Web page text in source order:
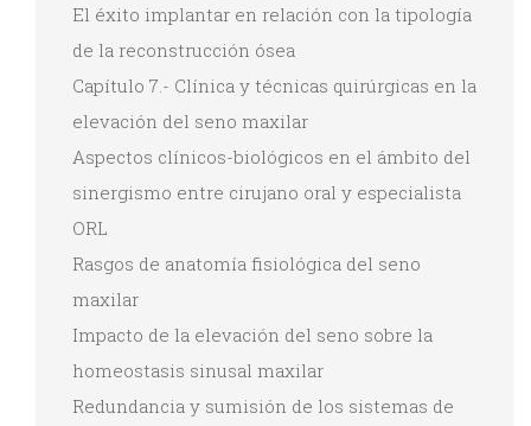
El éxito implantar en relación con la tipología
de la reconstrucción ósea
Capítulo 7.- Clínica y técnicas quirúrgicas en la
elevación del seno maxilar
Aspectos clínicos-biológicos en el ámbito del
sinergismo entre cirujano oral y especialista
ORL
Rasgos de anatomía fisiológica del seno
maxilar
Impacto de la elevación del seno sobre la
homeostasis sinusal maxilar
Redundancia y sumisión de los sistemas de